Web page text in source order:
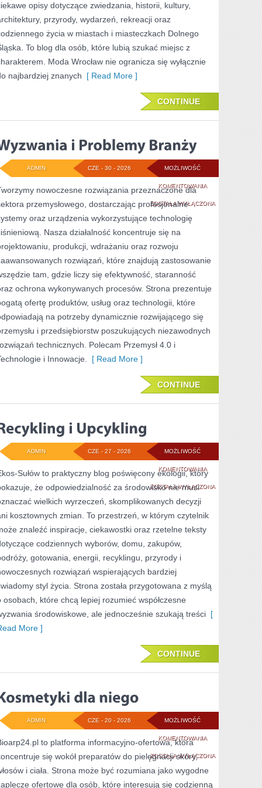
opisy dotyczące zwiedzania, historii, kultury,
przyrody, wydarzeń, rekreacji oraz
życia w miastach i miasteczkach Dolnego
To blog dla osób, które lubią szukać miejsc z
Moda Wrocław nie ogranicza się wyłącznie
najbardziej znanych [ Read More ]
CONTINUE
MOŻLIWOŚĆ
KOMENTOWANIAWYZWANIA
I
PROBLEMY
BRANŻY
ZOSTAŁA WYŁĄCZONA
CZE - 30 - 2026
ADMIN
nowoczesne rozwiązania przeznaczone dla
przemysłowego, dostarczając profesjonalne
oraz urządzenia wykorzystujące technologię
Nasza działalność koncentruje się na
produkcji, wdrażaniu oraz rozwoju
rozwiązań, które znajdują zastosowanie
tam, gdzie liczy się efektywność, staranność
ochrona wykonywanych procesów. Strona prezentuje
ofertę produktów, usług oraz technologii, które
na potrzeby dynamicznie rozwijającego się
i przedsiębiorstw poszukujących niezawodnych
technicznych. Polecam Przemysł 4.0 i
i Innowacje.
[ Read More ]
CONTINUE
MOŻLIWOŚĆ
KOMENTOWANIARECYKLING
I
UPCYKLING
ZOSTAŁA WYŁĄCZONA
CZE - 27 - 2026
ADMIN
Sułów to praktyczny blog poświęcony ekologii, który
że odpowiedzialność za środowisko nie musi
wielkich wyrzeczeń, skomplikowanych decyzji
kosztownych zmian. To przestrzeń, w którym czytelnik
znaleźć inspiracje, ciekawostki oraz rzetelne teksty
codziennych wyborów, domu, zakupów,
gotowania, energii, recyklingu, przyrody i
rozwiązań wspierających bardziej
styl życia. Strona została przygotowana z myślą
osobach, które chcą lepiej rozumieć współczesne
środowiskowe, ale jednocześnie szukają treści [
More ]
CONTINUE
MOŻLIWOŚĆ
KOMENTOWANIAKOSMETYKI
DLA
NIEGO
ZOSTAŁA WYŁĄCZONA
CZE - 20 - 2026
ADMIN
to platforma informacyjno-ofertowa, która
się wokół preparatów do pielęgnacji skóry,
i ciała. Strona może być rozumiana jako wygodne
ofertowe dla osób, które interesują się codzienną